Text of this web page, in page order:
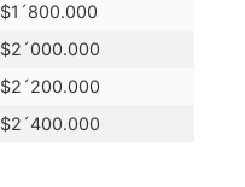
$1´800.000
$2´000.000
$2´200.000
$2´400.000